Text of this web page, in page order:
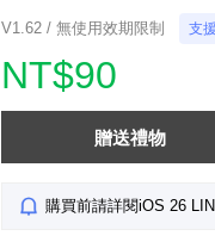
V1.62 / 無使用效期限制 支
NT$90
贈送禮物
購買前請詳閱iOS 26